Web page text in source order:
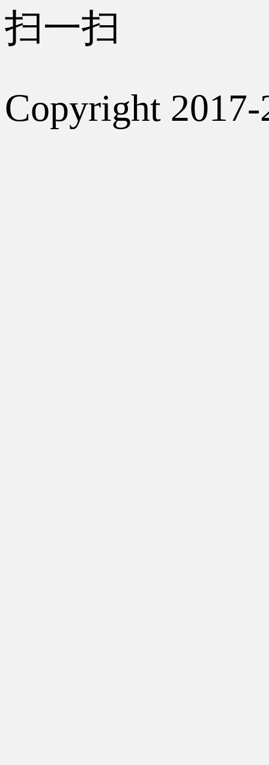
扫一扫
Copyright